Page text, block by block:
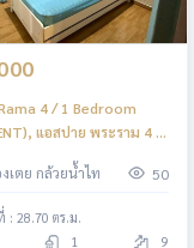
4 / 1 Bedroom
แอสปาย พระราม 4 /
น (ให้เช่า) PYN010
เตย กล้วยน้ำไท
50
28.70 ตร.ม.
1 9